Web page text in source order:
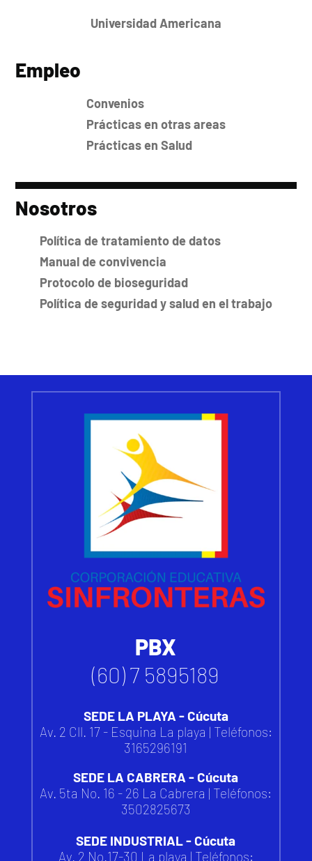
Universidad Americana
Empleo
Convenios
Prácticas en otras areas
Prácticas en Salud
Nosotros
Política de tratamiento de datos
Manual de convivencia
Protocolo de bioseguridad
Política de seguridad y salud en el trabajo
PBX
(60) 7 5895189
SEDE LA PLAYA - Cúcuta
Av. 2 Cll. 17 - Esquina La playa | Teléfonos:
3165296191
SEDE LA CABRERA - Cúcuta
Av. 5ta No. 16 - 26 La Cabrera | Teléfonos:
3502825673
SEDE INDUSTRIAL - Cúcuta
Av. 2 No.17-30 La playa | Teléfonos: